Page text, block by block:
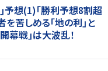
予想(1)｢勝利予想8割超
を苦しめる｢地の利｣と
幕戦｣は大波乱！